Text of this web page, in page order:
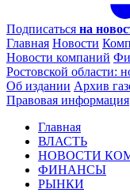
Подписаться на
Главная Новости
Новости компаний
Ростовской области:
Об издании Архив
Правовая информация
Главная
ВЛАСТЬ
НОВОСТИ
ФИНАНСЫ
РЫНКИ